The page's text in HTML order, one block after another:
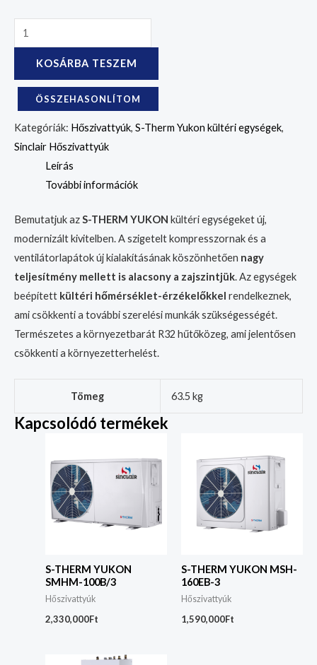
KOSÁRBA TESZEM
ÖSSZEHASONLÍTOM
Kategóriák: Hőszivattyúk, S-Therm Yukon kültéri egységek,
Sinclair Hőszivattyúk
Leírás
További információk
Bemutatjuk azS-THERM YUKON kültéri egységeket új,
modernizált kivitelben. A szigetelt kompresszornak és a
ventilátorlapátok új kialakításának köszönhetően nagy
teljesítmény mellett is alacsony a zajszintjük. Az egységek
beépített kültéri hőmérséklet-érzékelőkkel rendelkeznek,
ami csökkenti a további szerelési munkák szükségességét.
Természetes a környezetbarát R32 hűtőközeg, ami jelentősen
csökkenti a környezetterhelést.
Tömeg 63.5 kg
Kapcsolódó termékek
S-THERM YUKON
SMHM-100B/3
Hőszivattyúk
2,330,000Ft
S-THERM YUKON MSH-
160EB-3
Hőszivattyúk
1,590,000Ft